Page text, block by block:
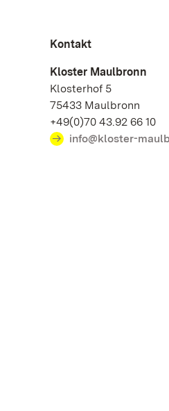
Kontakt
Kloster Maulbronn
Klosterhof 5
75433 Maulbronn
+49(0)70 43.92 66 10
info@kloster-